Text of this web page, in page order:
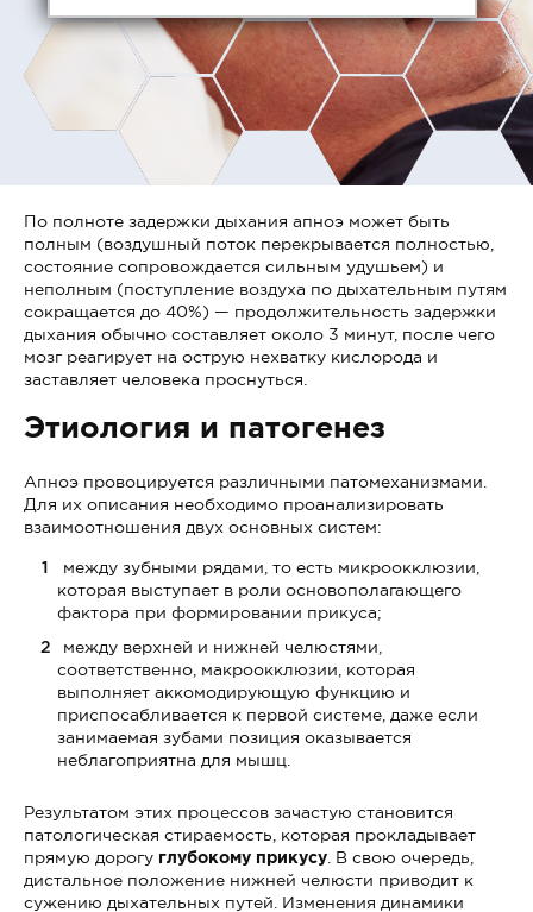
По полноте задержки дыхания апноэ может быть
полным (воздушный поток перекрывается полностью,
состояние сопровождается сильным удушьем) и
неполным (поступление воздуха по дыхательным путям
сокращается до 40%) — продолжительность задержки
дыхания обычно составляет около 3 минут, после чего
мозг реагирует на острую нехватку кислорода и
заставляет человека проснуться.
Этиология и патогенез
Апноэ провоцируется различными патомеханизмами.
Для их описания необходимо проанализировать
взаимоотношения двух основных систем:
между зубными рядами, то есть микроокклюзии,
которая выступает в роли основополагающего
фактора при формировании прикуса;
между верхней и нижней челюстями,
соответственно, макроокклюзии, которая
выполняет аккомодирующую функцию и
приспосабливается к первой системе, даже если
занимаемая зубами позиция оказывается
неблагоприятна для мышц.
Результатом этих процессов зачастую становится
патологическая стираемость, которая прокладывает
прямую дорогу глубокому прикусу . В свою очередь,
дистальное положение нижней челюсти приводит к
сужению дыхательных путей. Изменения динамики